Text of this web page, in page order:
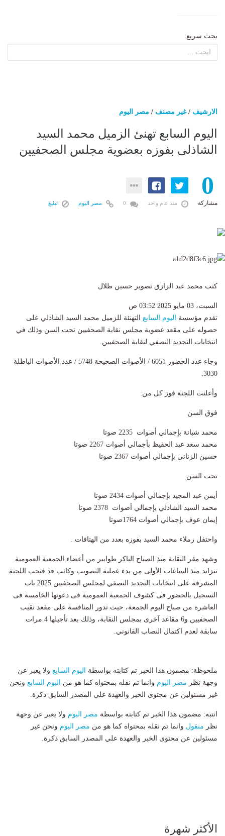
بحث سريع:
الارشيف /غير مصنف / مصر اليوم
اليوم السابع تهنئ الزميل محمد السيد
الشاذلى بفوزه بعضوية مجلس الصحفيين
0
مشاركة منذ عام واحد مصر اليوم تبليغ
كتب محمد عبد الرازق تصوير حسين طلال
السبت، 03 مايو 2025 03:52 ص
تقدم مؤسسة
اليوم السابع التهنئة للزميل محمد السيد الشاذلي على
حصوله على مقعد عضوية مجلس نقابة الصحفيين تحت السن وذلك في
انتخابات التجديد النصفي لنقابة الصحفيين.
وجاء عدد الحضور 6051 / الأصوات الصحيحة 5748 / عدد الأصوات الباطلة
3030.
وأعلنت اللجنة فوز كل من:
فوق السن
محمد شبانة بإجمالي أصوات 2235 صوتا
محمد سعد عبد الحفيظ بأجمالي أصوات 2267 صوتا
حسين الزناني بإجمالي أصوات 2367 صوتا
تحت السن
أيمن عبد المجيد بإجمالي أصوات 2434 صوتا
محمد السيد الشاذلي بإجمالي أصوات 2378 صوتا
إيمان عوف بإجمالي أصوات 1764صوتا
واحتفل زملاء محمد السيد بفوزه بعدد من الهتافات .
وشهد مقر النقابة منذ الصباح الباكر طوابير من أعضاء الجمعية العمومية
تتزايد منذ الساعات الأولى من بدء عملية التصويت وكانت قد فتحت اللجنة
المشرفة على انتخابات التجديد النصفي لمجلس الصحفيين 2025 باب
التسجيل بالحضور فى كشوف الجمعية العمومية فى دعوتها الخامسة فى
العاشرة من صباح اليوم الجمعة، حيث تدور المنافسة على مقعد نقيب
الصحفيين و6 مقاعد آخرى بمجلس النقابة، وذلك بعد تأجيلها 4 مرات
سابقة لعدم اكتمال النصاب القانوني.
ملحوظة: مضمون هذا الخبر تم كتابته بواسطة اليوم السابع ولا يعبر عن
وجهة نظر مصر اليوم وانما تم نقله بمحتواه كما هو من اليوم السابع ونحن
غير مسئولين عن محتوى الخبر والعهدة علي المصدر السابق ذكرة.
انتبه: مضمون هذا الخبر تم كتابته بواسطة مصر اليوم ولا يعبر عن وجهة
نظر منقول وانما تم نقله بمحتواه كما هو من مصر اليوم ونحن غير
مسئولين عن محتوى الخبر والعهدة علي المصدر السابق ذكرة.
الأكثر شهرة